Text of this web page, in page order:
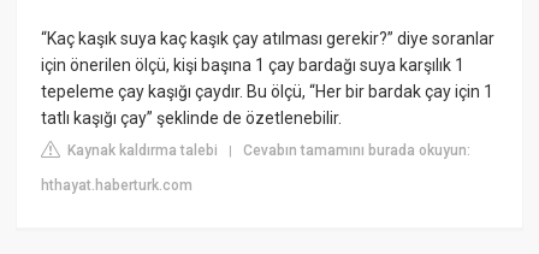
“Kaç kaşık suya kaç kaşık çay atılması gerekir?” diye soranlar
için önerilen ölçü, kişi başına 1 çay bardağı suya karşılık 1
tepeleme çay kaşığı çaydır. Bu ölçü, “Her bir bardak çay için 1
tatlı kaşığı çay” şeklinde de özetlenebilir.
Kaynak kaldırma talebi |Cevabın tamamını burada okuyun:
hthayat.haberturk.com